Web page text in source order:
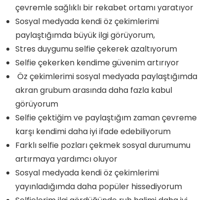
çevremle sağlıklı bir rekabet ortamı yaratıyor
Sosyal medyada kendi öz çekimlerimi
paylaştığımda büyük ilgi görüyorum,
Stres duygumu selfie çekerek azaltıyorum
Selfie çekerken kendime güvenim artırıyor
Öz çekimlerimi sosyal medyada paylaştığımda
akran grubum arasında daha fazla kabul
görüyorum
Selfie çektiğim ve paylaştığım zaman çevreme
karşı kendimi daha iyi ifade edebiliyorum
Farklı selfie pozları çekmek sosyal durumumu
artırmaya yardımcı oluyor
Sosyal medyada kendi öz çekimlerimi
yayınladığımda daha popüler hissediyorum